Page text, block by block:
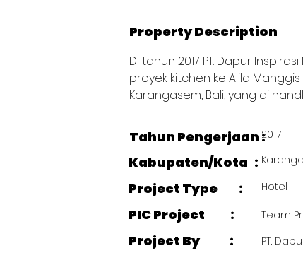
Property Description
Di tahun 2017 PT. Dapur
proyek kitchen ke Alila
Karangasem, Bali, yang di
2017
Tahun Pengerjaan :
Kabupaten/Kota :
Project Type : Hotel
PIC Project : Team
Project By : PT.